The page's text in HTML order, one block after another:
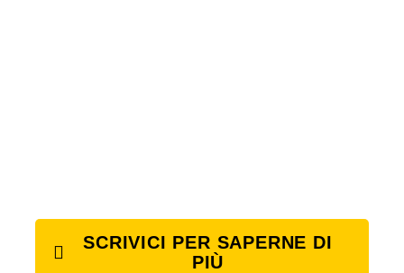
SCRIVICI PER SAPERNE DI
PIÙ